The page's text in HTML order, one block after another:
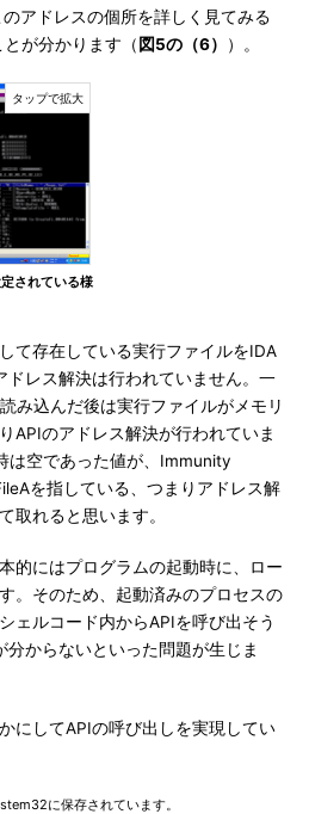
アドレスの個所を詳しく見てみる
が分かります（ 図5の（6） ）。
されている様
て存在している実行ファイルをIDA
ドレス解決は行われていません。一
み込んだ後は実行ファイルがメモリ
APIのアドレス解決が行われていま
は空であった値が、Immunity
を指している、つまりアドレス解
取れると思います。
的にはプログラムの起動時に、ロー
。そのため、起動済みのプロセスの
ェルコード内からAPIを呼び出そう
分からないといった問題が生じま
にしてAPIの呼び出しを実現してい
に保存されています。